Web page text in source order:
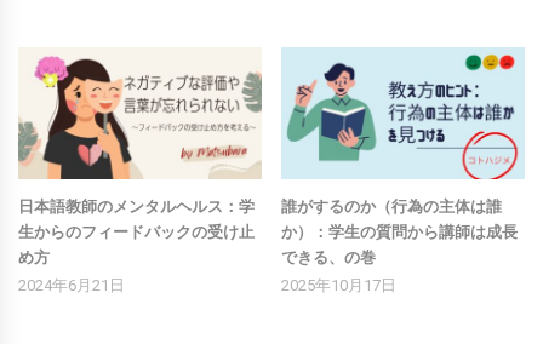
日本語教師のメンタルヘルス：学
生からのフィードバックの受け止
め方
2024年6月21日
誰がするのか（行為の主体は誰
か）：学生の質問から講師は成長
できる、の巻
2025年10月17日